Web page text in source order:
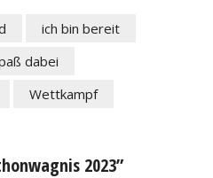
ich bin bereit
dabei
Wettkampf
2023”